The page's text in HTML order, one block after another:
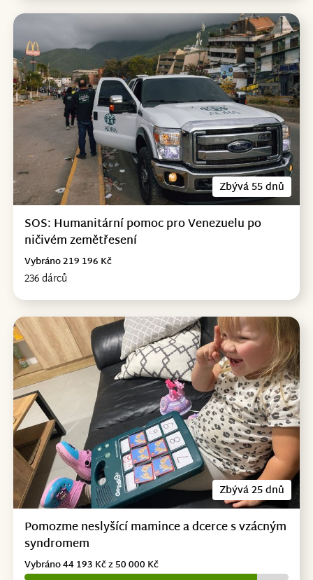
Zbývá 55 dnů
SOS: Humanitární pomoc pro Venezuelu po
ničivém zemětřesení
236 dárců
Vybráno 219 196 Kč
Zbývá 25 dnů
Pomozme neslyšící mamince a dcerce s vzácným
syndromem
Vybráno 44 193 Kč z 50 000 Kč